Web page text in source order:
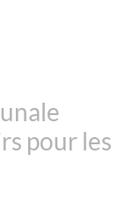
pour les